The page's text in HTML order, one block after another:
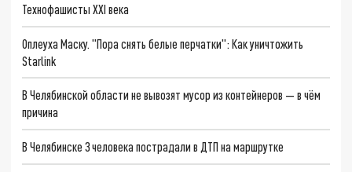
Технофашисты XXI века
Оплеуха Маску. "Пора снять белые перчатки": Как уничтожить
Starlink
В Челябинской области не вывозят мусор из контейнеров — в чём
причина
В Челябинске 3 человека пострадали в ДТП на маршрутке